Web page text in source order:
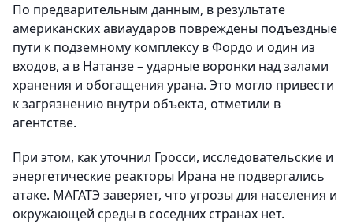
По предварительным данным, в результате
американских авиаударов повреждены подъездные
пути к подземному комплексу в Фордо и один из
входов, а в Натанзе – ударные воронки над залами
хранения и обогащения урана. Это могло привести
к загрязнению внутри объекта, отметили в
агентстве.
При этом, как уточнил Гросси, исследовательские и
энергетические реакторы Ирана не подвергались
атаке. МАГАТЭ заверяет, что угрозы для населения и
окружающей среды в соседних странах нет.